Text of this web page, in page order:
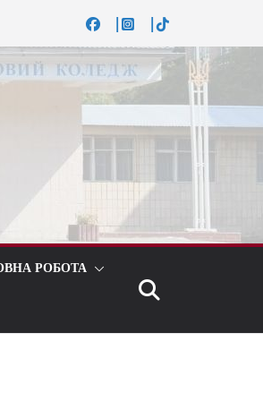
РОБОТА